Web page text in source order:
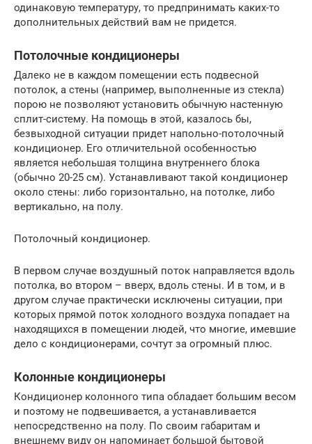
одинаковую температуру, то предпринимать каких-то
дополнительных действий вам не придется.
Потолочные кондиционеры
Далеко не в каждом помещении есть подвесной
потолок, а стены (например, выполненные из стекла)
порою не позволяют установить обычную настенную
сплит-систему. На помощь в этой, казалось бы,
безвыходной ситуации придет напольно-потолочный
кондиционер. Его отличительной особенностью
является небольшая толщина внутреннего блока
(обычно 20-25 см). Устанавливают такой кондиционер
около стены: либо горизонтально, на потолке, либо
вертикально, на полу.
Потолочный кондиционер.
В первом случае воздушный поток направляется вдоль
потолка, во втором – вверх, вдоль стены. И в том, и в
другом случае практически исключены ситуации, при
которых прямой поток холодного воздуха попадает на
находящихся в помещении людей, что многие, имевшие
дело с кондиционерами, сочтут за огромный плюс.
Колонные кондиционеры
Кондиционер колонного типа обладает большим весом
и поэтому не подвешивается, а устанавливается
непосредственно на полу. По своим габаритам и
внешнему виду он напоминает большой бытовой